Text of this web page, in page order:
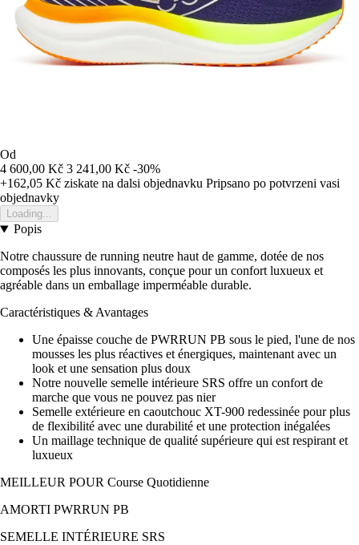
Od
4 600,00 Kč 3 241,00 Kč -30%
+162,05 Kč ziskate na dalsi objednavku Pripsano po potvrzeni vasi
objednavky
Loading...
Popis
Notre chaussure de running neutre haut de gamme, dotée de nos
composés les plus innovants, conçue pour un confort luxueux et
agréable dans un emballage imperméable durable.
Caractéristiques & Avantages
Une épaisse couche de PWRRUN PB sous le pied, l'une de nos
mousses les plus réactives et énergiques, maintenant avec un
look et une sensation plus doux
Notre nouvelle semelle intérieure SRS offre un confort de
marche que vous ne pouvez pas nier
Semelle extérieure en caoutchouc XT-900 redessinée pour plus
de flexibilité avec une durabilité et une protection inégalées
Un maillage technique de qualité supérieure qui est respirant et
luxueux
MEILLEUR POUR Course Quotidienne
AMORTI PWRRUN PB
SEMELLE INTÉRIEURE SRS